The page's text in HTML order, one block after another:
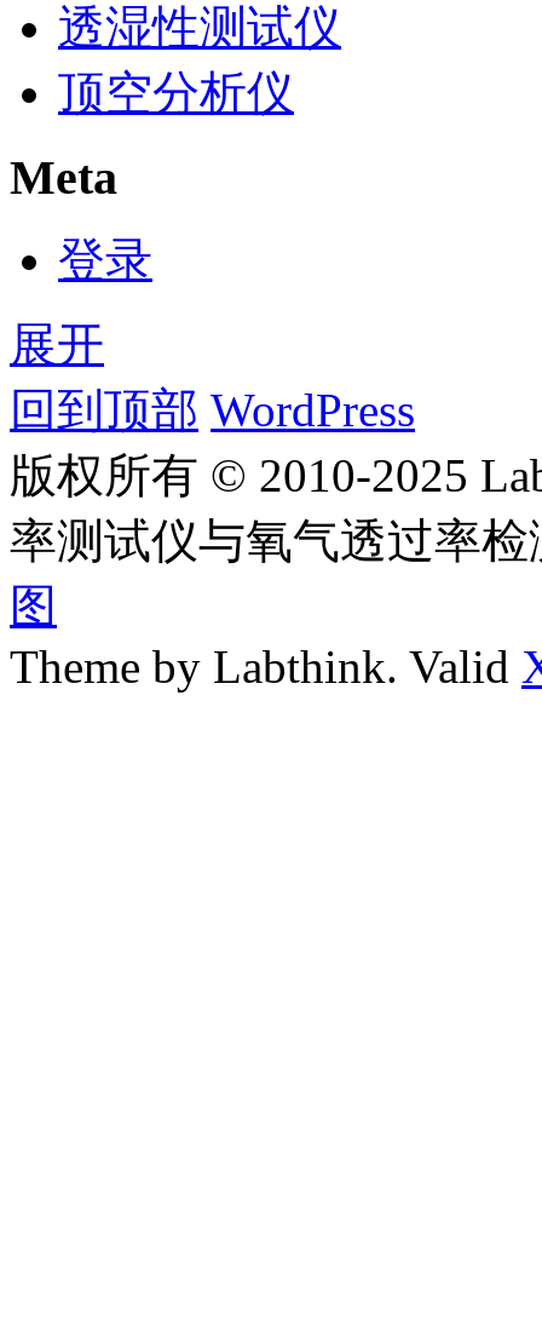
透湿性测试仪
顶空分析仪
Meta
登录
展开
回到顶部 WordPress
版权所有 © 2010-2025
率测试仪与氧气透过率
图
Theme by Labthink. Valid